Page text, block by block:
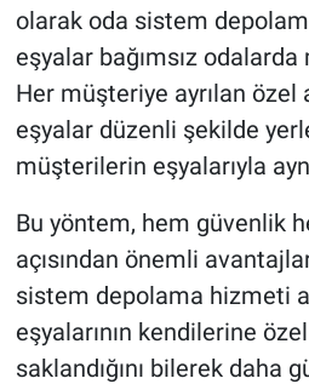
olarak oda sistem
eşyalar bağımsız
Her müşteriye ayrılan özel
eşyalar düzenli şekilde
müşterilerin eşyalarıyla
Bu yöntem, hem güvenlik
açısından önemli
sistem depolama hizmeti
eşyalarının kendilerine
saklandığını bilerek daha